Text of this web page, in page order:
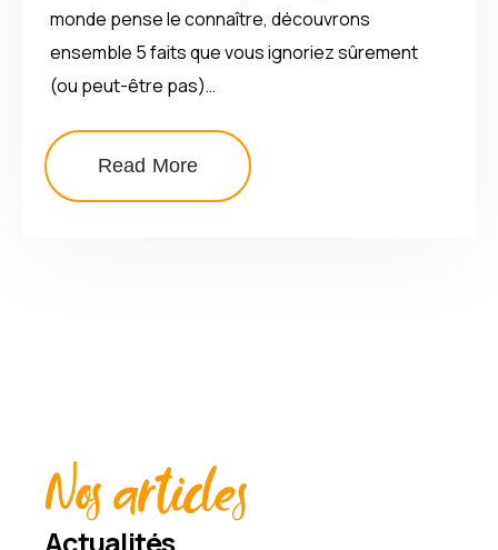
monde pense le connaître, découvrons
ensemble 5 faits que vous ignoriez sûrement
(ou peut-être pas)…
Read More
Nos articles